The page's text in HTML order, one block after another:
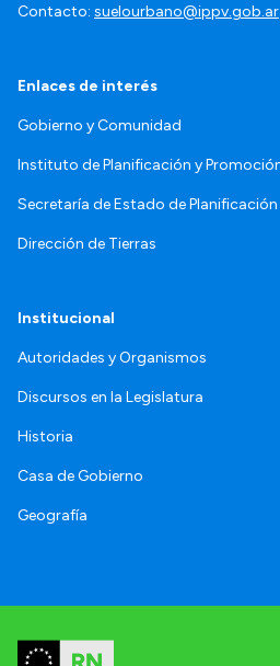
Contacto: suelourbano@ippv.gob.ar
Enlaces de interés
Gobierno y Comunidad
Instituto de Planificación y
Secretaría de Estado de Planificación
Dirección de Tierras
Institucional
Autoridades y Organismos
Discursos en la Legislatura
Historia
Casa de Gobierno
Geografía